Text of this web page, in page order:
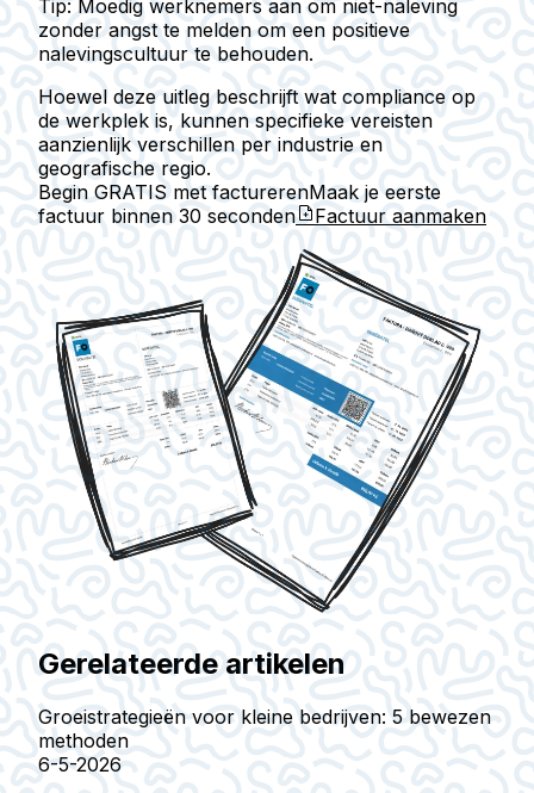
Tip: Moedig werknemers aan om niet-naleving
zonder angst te melden om een positieve
nalevingscultuur te behouden.
Hoewel deze uitleg beschrijft wat compliance op
de werkplek is, kunnen specifieke vereisten
aanzienlijk verschillen per industrie en
geografische regio.
Begin GRATIS met facturerenMaak je eerste
factuur binnen 30 seconden Factuur aanmaken
Gerelateerde artikelen
Groeistrategieën voor kleine bedrijven: 5 bewezen
methoden
6-5-2026